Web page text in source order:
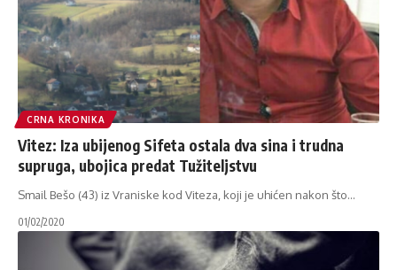
CRNA KRONIKA
Vitez: Iza ubijenog Sifeta ostala dva sina i trudna
supruga, ubojica predat Tužiteljstvu
Smail Bešo (43) iz Vraniske kod Viteza, koji je uhićen nakon što…
01/02/2020